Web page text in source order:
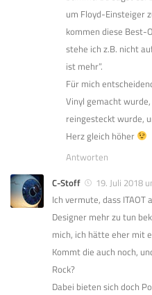
um Floyd-Einsteiger
kommen diese Best-
stehe ich z.B. nicht
ist mehr”.
Für mich
Vinyl gemacht
reingesteckt wurde,
Herz gleich höher
Antworten
C-Stoff
19. Juli 2018
Ich vermute, dass
Designer mehr zu tun
mich, ich hätte eher mit
Kommt die auch noch,
Rock?
Dabei bieten sich doch